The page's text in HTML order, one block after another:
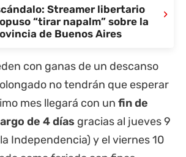
Streamer libertario
“tirar napalm” sobre la
de Buenos Aires
›
con ganas de un descanso
no tendrán que esperar
mes llegará con un fin de
de 4 días gracias al jueves 9
Independencia) y el viernes 10